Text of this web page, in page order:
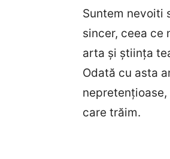
Suntem nevoiti
sincer, ceea ce
arta și știința
Odată cu asta
care trăim.